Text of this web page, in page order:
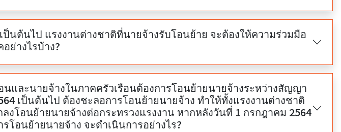
ป็นต้นไป แรงงานต่างชาติที่นายจ้างรับโอนย้าย จะต้องให้ความร่วมมือ
ย่างไรบ้าง?
นและนายจ้างในภาคครัวเรือนต้องการโอนย้ายนายจ้างระหว่างสัญญา
เป็นต้นไป ต้องชะลอการโอนย้ายนายจ้าง ทำให้ทั้งแรงงานต่างชาติ
งโอนย้ายนายจ้างต่อกระทรวงแรงงาน หากหลังวันที่ 1 กรกฎาคม 2564
โอนย้ายนายจ้าง จะดำเนินการอย่างไร?